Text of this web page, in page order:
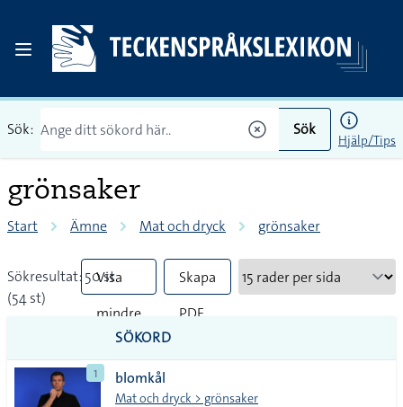
Sök: Sök
Hjälp/Tips
grönsaker
Start Ämne Mat och dryck grönsaker
Sökresultat: 50 st
(54 st)
Visa
mindre
tecken
Skapa
PDF
SÖKORD
1 blomkål
Mat och dryck > grönsaker